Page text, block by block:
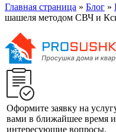
Главная страница » Блог »
шашеля методом СВЧ и
Оформите заявку на
вами в ближайшее время
интересующие вопросы.